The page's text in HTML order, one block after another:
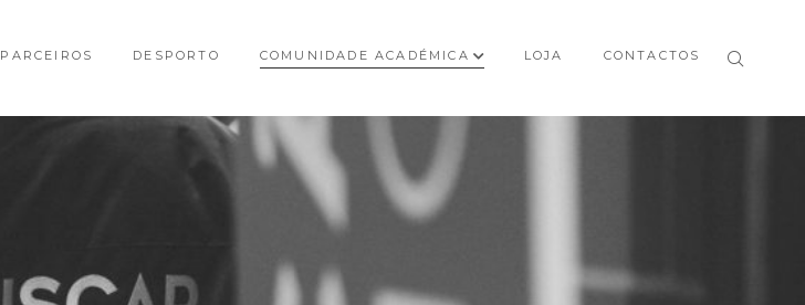
PARCEIROS DESPORTO COMUNIDADE ACADÉMICA LOJA CONTACTOS